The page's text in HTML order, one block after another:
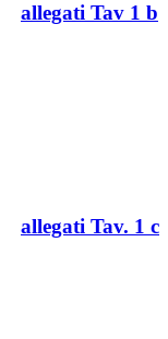
allegati Tav 1 b
allegati Tav. 1 c